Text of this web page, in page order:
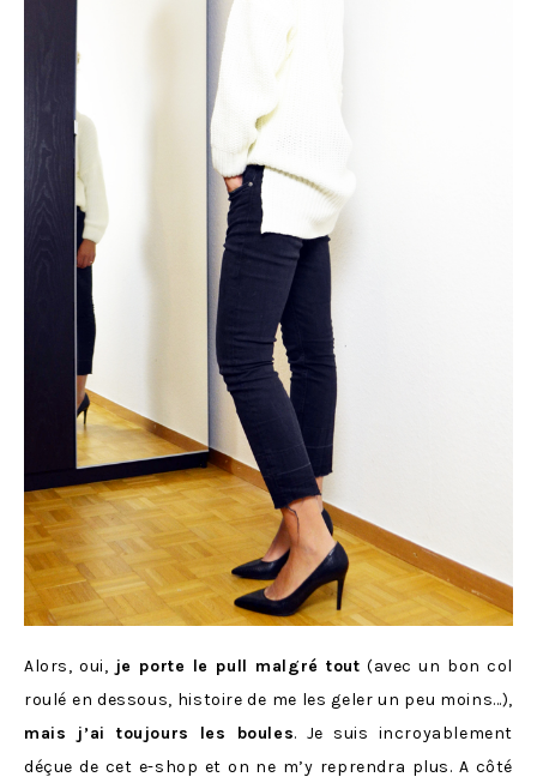
Alors, oui, je porte le pull malgré tout (avec un bon col
roulé en dessous, histoire de me les geler un peu moins…),
mais j’ai toujours les boules. Je suis incroyablement
déçue de cet e-shop et on ne m’y reprendra plus. A côté